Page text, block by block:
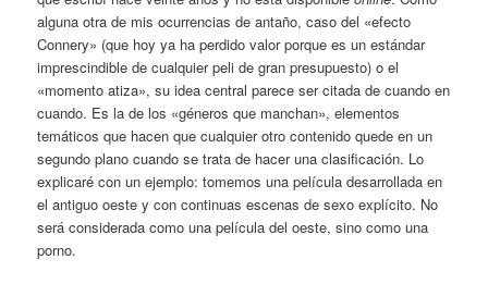
alguna otra de mis ocurrencias de antaño, caso del «efecto
Connery» (que hoy ya ha perdido valor porque es un estándar
imprescindible de cualquier peli de gran presupuesto) o el
«momento atiza», su idea central parece ser citada de cuando en
cuando. Es la de los «géneros que manchan», elementos
temáticos que hacen que cualquier otro contenido quede en un
segundo plano cuando se trata de hacer una clasificación. Lo
explicaré con un ejemplo: tomemos una película desarrollada en
el antiguo oeste y con continuas escenas de sexo explícito. No
será considerada como una película del oeste, sino como una
porno.